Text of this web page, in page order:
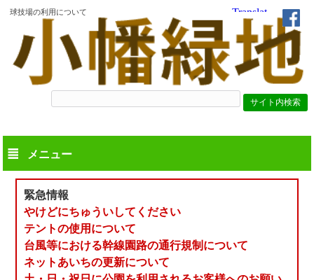
球技場の利用について
メニュー
緊急情報
やけどにちゅういしてください
テントの使用について
台風等における幹線園路の通行規制について
ネットあいちの更新について